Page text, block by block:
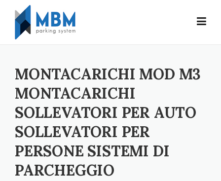
Skip to content
MONTACARICHI MOD M3
MONTACARICHI
SOLLEVATORI PER AUTO
SOLLEVATORI PER
PERSONE SISTEMI DI
PARCHEGGIO